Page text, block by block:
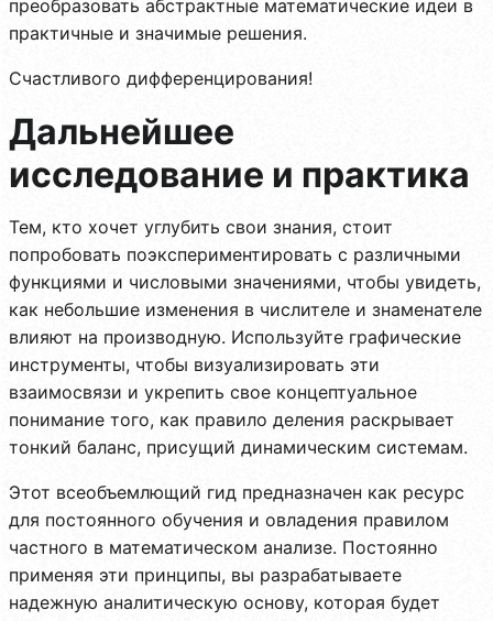
преобразовать абстрактные математические идеи в
практичные и значимые решения.
Счастливого дифференцирования!
Дальнейшее
исследование и практика
Тем, кто хочет углубить свои знания, стоит
попробовать поэкспериментировать с различными
функциями и числовыми значениями, чтобы увидеть,
как небольшие изменения в числителе и знаменателе
влияют на производную. Используйте графические
инструменты, чтобы визуализировать эти
взаимосвязи и укрепить свое концептуальное
понимание того, как правило деления раскрывает
тонкий баланс, присущий динамическим системам.
Этот всеобъемлющий гид предназначен как ресурс
для постоянного обучения и овладения правилом
частного в математическом анализе. Постоянно
применяя эти принципы, вы разрабатываете
надежную аналитическую основу, которая будет